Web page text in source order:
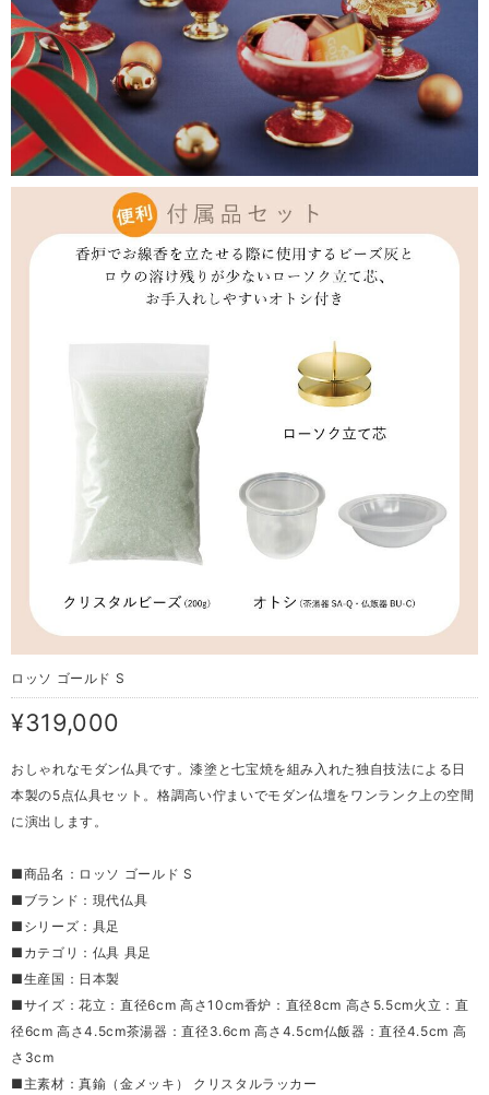
ロッソ ゴールド S
¥319,000
おしゃれなモダン仏具です。漆塗と七宝焼を組み入れた独自技法による日
本製の5点仏具セット。格調高い佇まいでモダン仏壇をワンランク上の空間
に演出します。
■商品名：ロッソ ゴールド S
■ブランド：現代仏具
■シリーズ：具足
■カテゴリ：仏具 具足
■生産国：日本製
■サイズ：花立：直径6cm 高さ10cm香炉：直径8cm 高さ5.5cm火立：直
径6cm 高さ4.5cm茶湯器：直径3.6cm 高さ4.5cm仏飯器：直径4.5cm 高
さ3cm
■主素材：真鍮（金メッキ） クリスタルラッカー